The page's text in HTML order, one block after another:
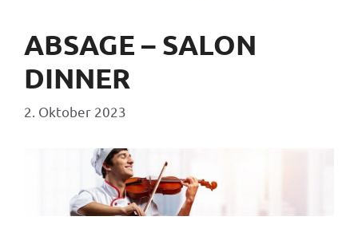
ABSAGE – SALON
DINNER
2. Oktober 2023